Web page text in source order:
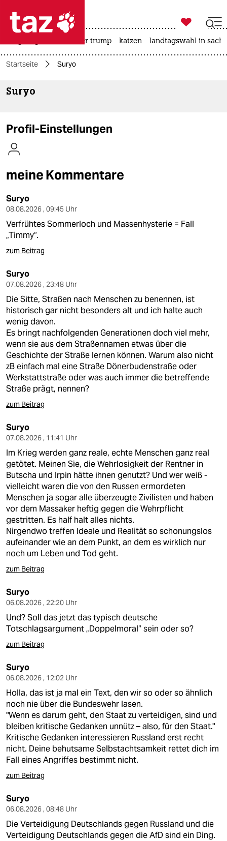

themen
kultur
sport
berlin
nord
wahrheit
verlag
verlag
veranstaltungen
shop
fragen & hilfe
unterstützen
genossenschaft
epaper login

taz zahl ich
usa unter trump katzen landtagswahl in
Startseite Suryo
Suryo
Profil-Einstellungen
meine Kommentare
Suryo
08.08.2026 , 09:45 Uhr
Verfrühtes Sommerloch und Massenhysterie = Fall
„Timmy“.
zum Beitrag
Suryo
07.08.2026 , 23:48 Uhr
Die Sitte, Straßen nach Menschen zu benennen, ist
historisch gar nicht besonders alt und ich halte auch
wenig davon.
Es bringt nachfolgenden Generationen doch viel mehr,
wenn sie aus dem Straßennamen etwas über die
Geschichte der Straße lernen können. Warum also nicht
zB einfach mal eine Straße Dönerbudenstraße oder
Werkstattstraße oder was auch immer die betreffende
Straße prägt, nennen?
zum Beitrag
Suryo
07.08.2026 , 11:41 Uhr
Im Krieg werden ganz reale, echte Menschen ganz real
getötet. Meinen Sie, die Wehrlosigkeit der Rentner in
Butscha und Irpin hätte ihnen genutzt? Und wer weiß -
vielleicht waren die von den Russen ermordeten
Menschen ja sogar alle überzeugte Zivilisten und haben
vor dem Massaker heftig gegen die Wehrpflicht
gestritten. Es half halt alles nichts.
Nirgendwo treffen Ideale und Realität so schonungslos
aufeinander wie an dem Punkt, an dem es wirklich nur
noch um Leben und Tod geht.
zum Beitrag
Suryo
06.08.2026 , 22:20 Uhr
Und? Soll das jetzt das typisch deutsche
Totschlagsargument „Doppelmoral“ sein oder so?
zum Beitrag
Suryo
06.08.2026 , 12:02 Uhr
Holla, das ist ja mal ein Text, den wir so oder so ähnlich
noch nie über die Bundeswehr lasen.
"Wenn es darum geht, den Staat zu verteidigen, sind und
bleiben kritische Gedanken unnütz – also, für den Staat."
Kritische Gedanken interessieren Russland erst recht
nicht. Deine behutsame Selbstachtsamkeit rettet dich im
Fall eines Angriffes bestimmt nicht.
zum Beitrag
Suryo
06.08.2026 , 08:48 Uhr
Die Verteidigung Deutschlands gegen Russland und die
Verteidigung Deutschlands gegen die AfD sind ein Ding.